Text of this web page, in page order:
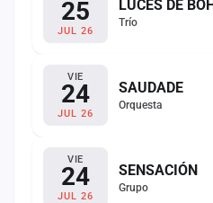
25
JUL 26
LUCES DE
Trío
VIE
24
JUL 26
SAUDADE
Orquesta
VIE
24
JUL 26
SENSACIÓN
Grupo